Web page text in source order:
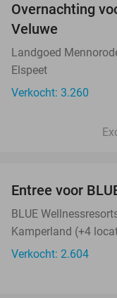
Overnachting
Veluwe
Landgoed
Elspeet
Verkocht: 3.260
Entree voor
BLUE
Kamperland (+4
Verkocht: 2.604